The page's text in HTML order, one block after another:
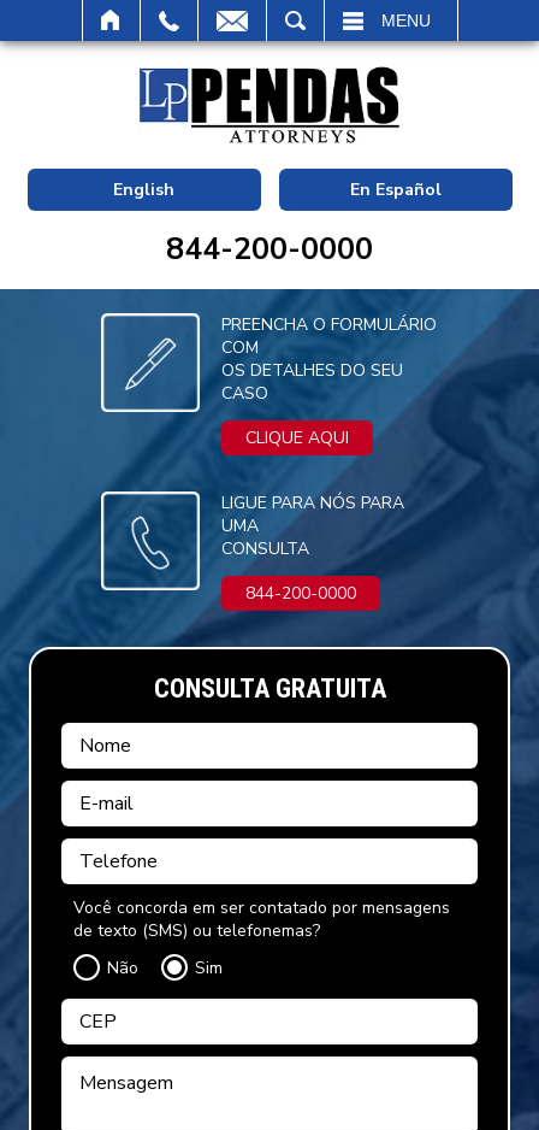
MENU
English En Español
844-200-0000
PREENCHA O FORMULÁRIO
COM
OS DETALHES DO SEU
CASO
CLIQUE AQUI
LIGUE PARA NÓS PARA
UMA
CONSULTA
844-200-0000
CONSULTA GRATUITA
Você concorda em ser contatado por mensagens
de texto (SMS) ou telefonemas?
Não
Sim